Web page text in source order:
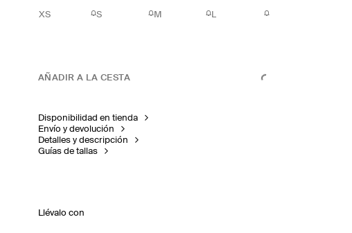
XS S M L
AÑADIR A LA CESTA
Disponibilidad en tienda
Envío y devolución
Detalles y descripción
Guías de tallas
Llévalo con